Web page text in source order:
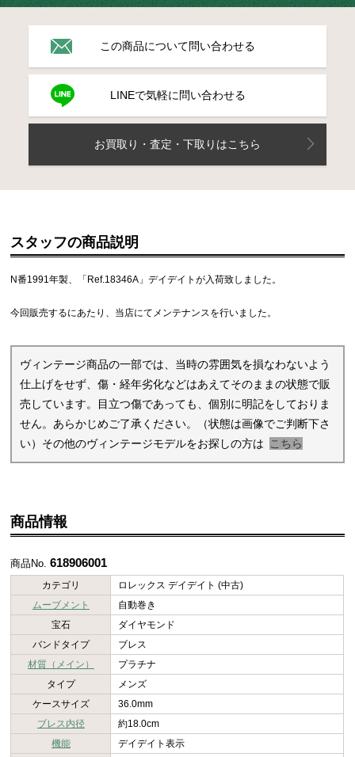
この商品について問い合わせる
LINEで気軽に問い合わせる
お買取り・査定・下取りはこちら
スタッフの商品説明
N番1991年製、「Ref.18346A」デイデイトが入荷致しました。
今回販売するにあたり、当店にてメンテナンスを行いました。
ヴィンテージ商品の一部では、当時の雰囲気を損なわないよう
仕上げをせず、傷・経年劣化などはあえてそのままの状態で販
売しています。目立つ傷であっても、個別に明記をしておりま
せん。あらかじめご了承ください。（状態は画像でご判断下さ
い）その他のヴィンテージモデルをお探しの方は
こちら
商品情報
商品No.618906001
カテゴリ
ロレックス デイデイト (中古)
ムーブメント
自動巻き
宝石
ダイヤモンド
バンドタイプ
ブレス
材質（メイン）
プラチナ
タイプ
メンズ
ケースサイズ
36.0mm
ブレス内径
約18.0cm
機能
デイデイト表示